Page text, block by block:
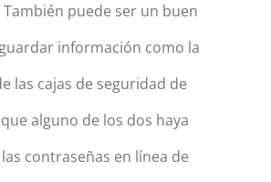
puede ser un buen
información como la
las cajas de seguridad de
alguno de los dos haya
contraseñas en línea de